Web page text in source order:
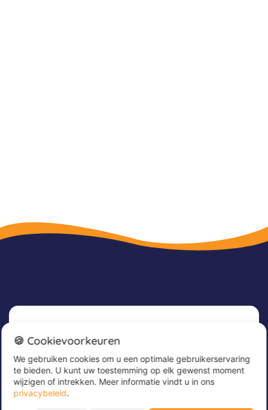
Nieuwsbrief
Meld u nu aan voor onze nieuwsbrief om
geweldige aanbiedingen te ontvangen en op de
hoogte te blijven!
🍪 Cookievoorkeuren
We gebruiken cookies om u een optimale gebruikerservaring
te bieden. U kunt uw toestemming op elk gewenst moment
wijzigen of intrekken. Meer informatie vindt u in ons
privacybeleid.